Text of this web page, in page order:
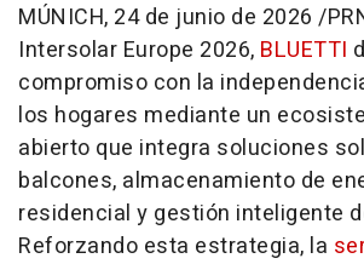
MÚNICH, 24 de junio de 2026 /
Intersolar Europe 2026, BLUETTI
compromiso con la
los hogares mediante un
abierto que integra soluciones
balcones, almacenamiento de
residencial y gestión inteligente
Reforzando esta estrategia, la